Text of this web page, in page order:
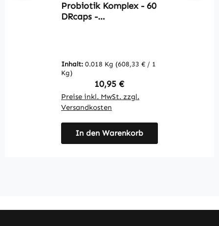
Probiotik Komplex - 60
DRcaps -
Inhalt: 0.018 Kg (608,33 € / 1
Kg)
Regulärer Preis:
10,95 €
Preise inkl. MwSt. zzgl.
Versandkosten
In den Warenkorb